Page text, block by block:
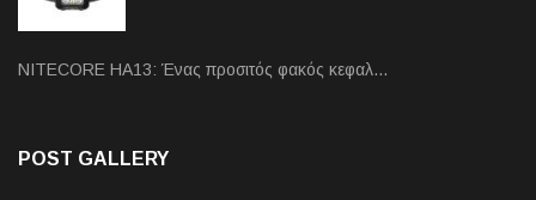
NITECORE HA13: Ένας προσιτός φακός κεφαλ…
POST GALLERY